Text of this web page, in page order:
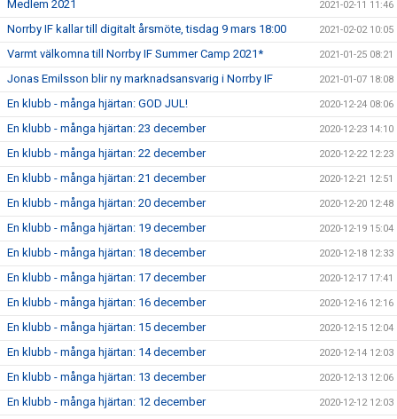
Medlem 2021 2021-02-11 11:46
Norrby IF kallar till digitalt årsmöte, tisdag 9 mars 18:00 2021-02-02 10:05
Varmt välkomna till Norrby IF Summer Camp 2021* 2021-01-25 08:21
Jonas Emilsson blir ny marknadsansvarig i Norrby IF 2021-01-07 18:08
En klubb - många hjärtan: GOD JUL! 2020-12-24 08:06
En klubb - många hjärtan: 23 december 2020-12-23 14:10
En klubb - många hjärtan: 22 december 2020-12-22 12:23
En klubb - många hjärtan: 21 december 2020-12-21 12:51
En klubb - många hjärtan: 20 december 2020-12-20 12:48
En klubb - många hjärtan: 19 december 2020-12-19 15:04
En klubb - många hjärtan: 18 december 2020-12-18 12:33
En klubb - många hjärtan: 17 december 2020-12-17 17:41
En klubb - många hjärtan: 16 december 2020-12-16 12:16
En klubb - många hjärtan: 15 december 2020-12-15 12:04
En klubb - många hjärtan: 14 december 2020-12-14 12:03
En klubb - många hjärtan: 13 december 2020-12-13 12:06
En klubb - många hjärtan: 12 december 2020-12-12 12:03